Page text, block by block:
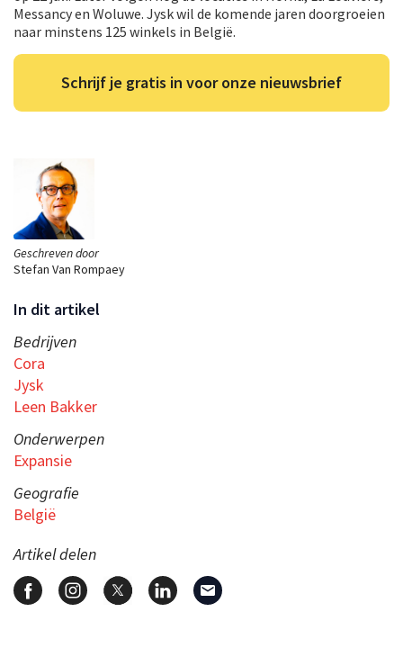
Geschreven door
Stefan Van Rompaey
In dit artikel
Bedrijven
Cora
Jysk
Leen Bakker
Onderwerpen
Expansie
Geografie
België
Artikel delen
Messancy en Woluwe. Jysk wil de komende jaren doorgroeien
naar minstens 125 winkels in België.
Schrijf je gratis in voor onze nieuwsbrief